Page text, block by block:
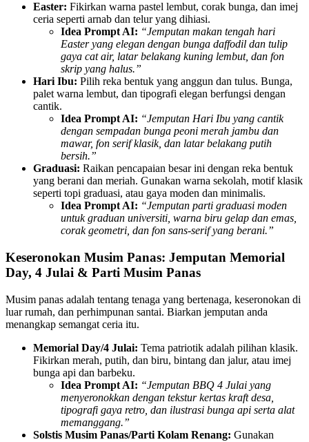
Easter: Fikirkan warna pastel lembut, corak bunga, dan imej
ceria seperti arnab dan telur yang dihiasi.
Idea Prompt AI: “Jemputan makan tengah hari
Easter yang elegan dengan bunga daffodil dan tulip
gaya cat air, latar belakang kuning lembut, dan fon
skrip yang halus.”
Hari Ibu: Pilih reka bentuk yang anggun dan tulus. Bunga,
palet warna lembut, dan tipografi elegan berfungsi dengan
cantik.
Idea Prompt AI: “Jemputan Hari Ibu yang cantik
dengan sempadan bunga peoni merah jambu dan
mawar, fon serif klasik, dan latar belakang putih
bersih.”
Graduasi: Raikan pencapaian besar ini dengan reka bentuk
yang berani dan meriah. Gunakan warna sekolah, motif klasik
seperti topi graduasi, atau gaya moden dan minimalis.
Idea Prompt AI: “Jemputan parti graduasi moden
untuk graduan universiti, warna biru gelap dan emas,
corak geometri, dan fon sans-serif yang berani.”
Keseronokan Musim Panas: Jemputan Memorial
Day, 4 Julai & Parti Musim Panas
Musim panas adalah tentang tenaga yang bertenaga, keseronokan di
luar rumah, dan perhimpunan santai. Biarkan jemputan anda
menangkap semangat ceria itu.
Memorial Day/4 Julai: Tema patriotik adalah pilihan klasik.
Fikirkan merah, putih, dan biru, bintang dan jalur, atau imej
bunga api dan barbeku.
Idea Prompt AI: “Jemputan BBQ 4 Julai yang
menyeronokkan dengan tekstur kertas kraft desa,
tipografi gaya retro, dan ilustrasi bunga api serta alat
memanggang.”
Solstis Musim Panas/Parti Kolam Renang: Gunakan